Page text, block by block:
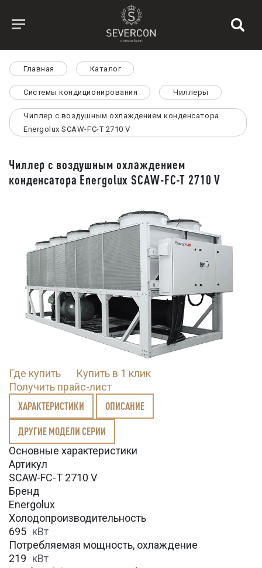
Главная Каталог
Системы кондиционирования Чиллеры
Чиллер с воздушным охлаждением конденсатора
Energolux SCAW-FC-T 2710 V
Чиллер с воздушным охлаждением
конденсатора Energolux SCAW-FC-T 2710 V
Где купить
Купить в 1 клик
Получить прайс-лист
ХАРАКТЕРИСТИКИ ОПИСАНИЕ
ДРУГИЕ МОДЕЛИ СЕРИИ
Основные характеристики
Артикул
SCAW-FC-T 2710 V
Бренд
Energolux
Холодопроизводительность
695 кВт
Потребляемая мощность, охлаждение
219 кВт